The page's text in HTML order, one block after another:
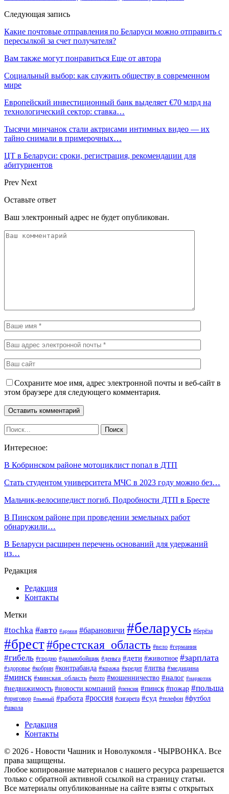
Следующая запись
Какие почтовые отправления по Беларуси можно отправить с
пересылкой за счет получателя?
Вам также могут понравиться Еще от автора
Социальный выбор: как служить обществу в современном
мире
Европейский инвестиционный банк выделяет €70 млрд на
технологический сектор: ставка…
Тысячи минчанок стали актрисами интимных видео — их
тайно снимали в примерочных…
ЦТ в Беларуси: сроки, регистрация, рекомендации для
абитуриентов
Prev Next
Оставьте ответ
Ваш электронный адрес не будет опубликован.
Сохраните мое имя, адрес электронной почты и веб-сайт в
этом браузере для следующего комментария.
Интересное:
В Кобринском районе мотоциклист попал в ДТП
Стать студентом университета МЧС в 2023 году можно без…
Мальчик-велосипедист погиб. Подробности ДТП в Бресте
В Пинском районе при проведении земельных работ
обнаружили…
В Беларуси расширен перечень оснований для удержаний
из…
Редакция
Редакция
Контакты
Метки
#tochka #авто #армия #барановичи #беларусь #берёза
#брест#брестская_область #вело #германия
#гибель #гродно #дальнобойщик #деньга #дети #животное #зарплата
#здоровье #кобрин #контрабанда #кража #кредит #литва #медицина
#минск #минская_область #мото #мошенничество #налог #наркотик
#недвижимость #новости компаний #пенсия #пинск #пожар #польша
#приговор #пьяный #работа #россия #сигарета #суд #телефон #футбол
#школа
Редакция
Контакты
© 2026 - Новости Чашник и Новолукомля - ЧЫРВОНКА. Все
права защищены.
Любое копирование материалов с нашего ресурса разрешается
только с обратной активной ссылкой на страницу статьи.
Все материалы опубликованные на сайте взяты с открытых